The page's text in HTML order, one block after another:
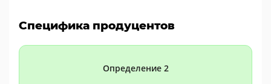
Специфика продуцентов
Определение 2